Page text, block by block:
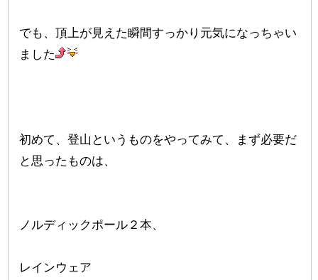
でも、頂上が見えた瞬間すっかり元気になっちゃい
ました
初めて、登山というものをやってみて、まず必要だ
と思ったものは、
ノルディックポール２本、
レインウェア